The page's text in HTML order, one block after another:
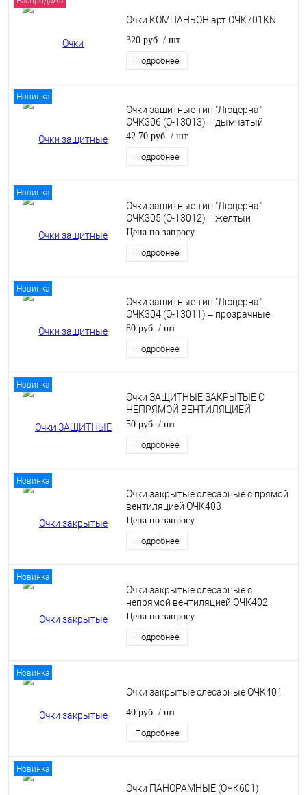
Очки КОМПАНЬОН арт ОЧК701KN
320 руб. / шт
Подробнее
Новинка
Очки защитные тип "Люцерна"
ОЧК306 (О-13013) – дымчатый
42.70 руб. / шт
Подробнее
Новинка
Очки защитные тип "Люцерна"
ОЧК305 (О-13012) – желтый
Цена по запросу
Подробнее
Новинка
Очки защитные тип "Люцерна"
ОЧК304 (О-13011) – прозрачные
80 руб. / шт
Подробнее
Новинка
Очки ЗАЩИТНЫЕ ЗАКРЫТЫЕ С
НЕПРЯМОЙ ВЕНТИЛЯЦИЕЙ
(ОЧК404)
50 руб. / шт
Подробнее
Новинка
Очки закрытые слесарные с прямой
вентиляцией ОЧК403
Цена по запросу
Подробнее
Новинка
Очки закрытые слесарные с
непрямой вентиляцией ОЧК402
Цена по запросу
Подробнее
Новинка
Очки закрытые слесарные ОЧК401
40 руб. / шт
Подробнее
Новинка
Очки ПАНОРАМНЫЕ (ОЧК601)